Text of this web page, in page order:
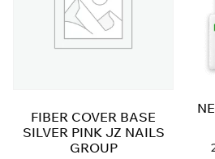
FIBER COVER BASE
SILVER PINK JZ NAILS
GROUP